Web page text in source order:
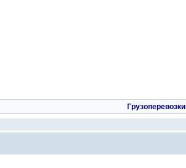
Грузоперевозки